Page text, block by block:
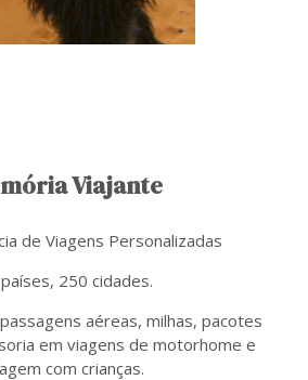
Viajante
de Viagens Personalizadas
250 cidades.
aéreas, milhas, pacotes
em viagens de motorhome e
com crianças.